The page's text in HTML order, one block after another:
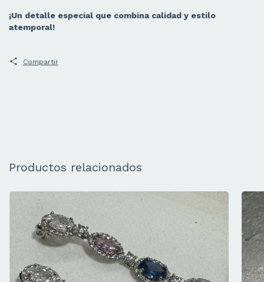
¡Un detalle especial que combina calidad y estilo
atemporal!
Compartir
Productos relacionados